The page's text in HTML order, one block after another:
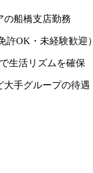
の船橋支店勤務
許OK・未経験歓迎）
生活リズムを確保
大手グループの待遇